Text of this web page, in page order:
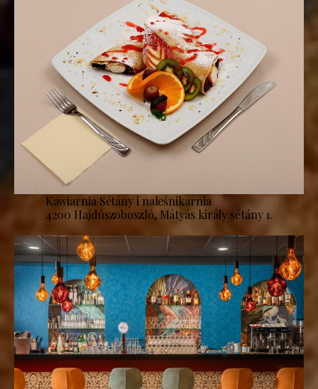
Kawiarnia Sétány i naleśnikarnia
4200 Hajdúszoboszló, Mátyás király sétány 1.